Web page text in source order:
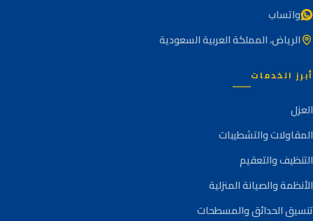
واتساب
الرياض، المملكة العربية السعودية
أبرز الخدمات
العزل
المقاولات والتشطيبات
التنظيف والتعقيم
الأنظمة والصيانة المنزلية
تنسيق الحدائق والمسطحات